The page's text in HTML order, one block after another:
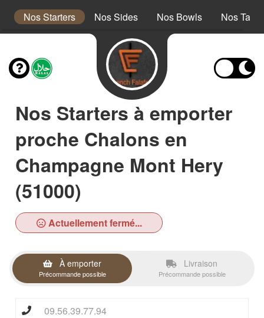
Nos Starters Nos Sides Nos Bowls Nos
Nos Starters à emporter
proche Chalons en
Champagne Mont Hery
(51000)
Actuellement fermé...
À emporter
Précommande possible
Livraison
Précommande possible
09.56.39.77.94